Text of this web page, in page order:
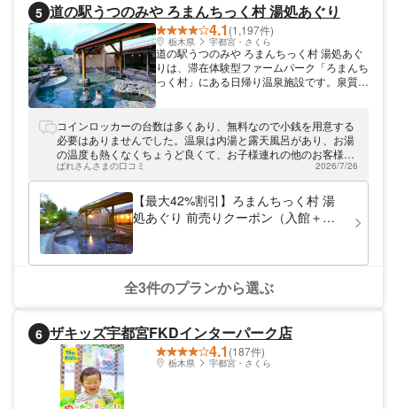
る電子チケットを販売しております。チケッ
トはスマートフォンからいつでも購入が可能
です。夏などの繁忙シーズンでも、窓口に並
ばなくてもチケットを事前購入できて便利！
5 道の駅うつのみや ろまんちっく村 湯処あぐり
4.1 (1,197件)
栃木県 宇都宮・さくら
道の駅うつのみや ろまんちっく村 湯処あぐ
りは、滞在体験型ファームパーク「ろまんち
っく村」にある日帰り温泉施設です。泉質は
内風呂と鞍掛山、古賀志山、赤岩山の雄大な
山並みが眺められる露天風呂があります。ろ
まんちっく村には、老若男女が楽しめるスパ
施設、10haに及ぶ整備林、宇都宮の姉妹都
市である中国のチチハル市から友好の証とし
て寄贈された「丹頂鶴」を飼育する施設、広
大な農場で農業体験ができる施設、愛犬を安
心して遊ばせておけるドッグランなどがあ
の理由の1つ。また、旬の食材を豊富に使っ
た季節ごとの里山料理や、新鮮な麦のうまみ
たっぷりの手作りビールも楽しめます。道の
は、東北自動車道「宇都宮IC」から車で約5
分です。 アソビューでは、道の駅うつのみ
や ろまんちっく村 湯処あぐりのお得なクー
ポンを販売中。通常大人510円の入浴料が最
コインロッカーの台数は多くあり、無料なので小銭を用意する
必要はありませんでした。温泉は内湯と露天風呂があり、お湯
の温度も熱くなくちょうど良くて、お子様連れの他のお客様も
ゆっくりと入っていました。温泉も広くてのんびりと過ごせま
した。
ぱれさんさまの口コミ 2026/7/26
【最大42%割引】ろまんちっく村 湯
処あぐり 前売りクーポン（入館＋フ
全3件のプランから選ぶ
6 ザキッズ宇都宮FKDインターパーク店
4.1 (187件)
栃木県 宇都宮・さくら